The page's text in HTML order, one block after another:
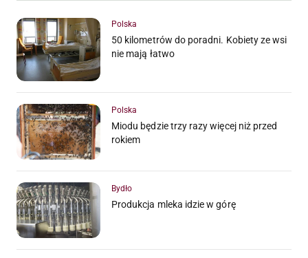
Polska
50 kilometrów do poradni. Kobiety ze wsi
nie mają łatwo
Polska
Miodu będzie trzy razy więcej niż przed
rokiem
Bydło
Produkcja mleka idzie w górę